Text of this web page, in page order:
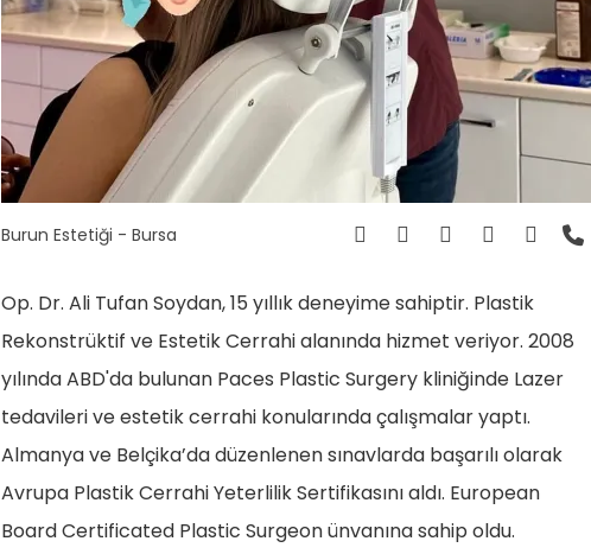
Burun Estetiği - Bursa
Op. Dr. Ali Tufan Soydan, 15 yıllık deneyime sahiptir. Plastik
Rekonstrüktif ve Estetik Cerrahi alanında hizmet veriyor. 2008
yılında ABD'da bulunan Paces Plastic Surgery kliniğinde Lazer
tedavileri ve estetik cerrahi konularında çalışmalar yaptı.
Almanya ve Belçika’da düzenlenen sınavlarda başarılı olarak
Avrupa Plastik Cerrahi Yeterlilik Sertifikasını aldı. European
Board Certificated Plastic Surgeon ünvanına sahip oldu.